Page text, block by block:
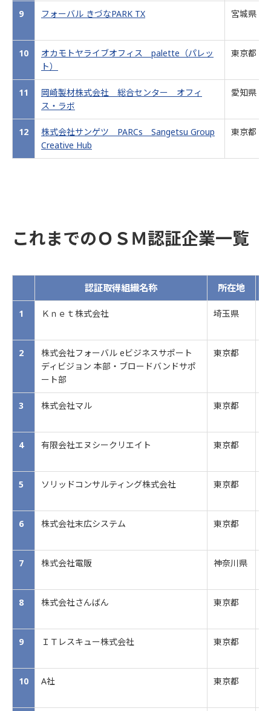
9 フォーバル きづなPARK TX 宮城県
10
オカモトヤライブオフィス palette（パレッ
ト）
東京都
11
岡崎製材株式会社 総合センター オフィ
ス・ラボ
愛知県
12
株式会社サンゲツ PARCs Sangetsu Group
Creative Hub
東京都
これまでのＯＳＭ認証企業一覧
認証取得組織名称 所在地
1 Ｋｎｅｔ株式会社 埼玉県
2
株式会社フォーバル eビジネスサポート
ディビジョン 本部・ブロードバンドサポ
ート部
東京都
3 株式会社マル 東京都
4 有限会社エヌシークリエイト 東京都
5 ソリッドコンサルティング株式会社 東京都
6 株式会社末広システム 東京都
7 株式会社電販 神奈川県
8 株式会社さんばん 東京都
9 ＩＴレスキュー株式会社 東京都
10 A社 東京都